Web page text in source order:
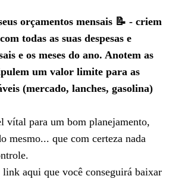
orçamentos mensais 📝 - criem
todas as suas despesas e
e os meses do ano. Anotem as
um valor limite para as
(mercado, lanches, gasolina)
vítal para um bom planejamento,
mesmo... que com certeza nada
aqui que você conseguirá baixar